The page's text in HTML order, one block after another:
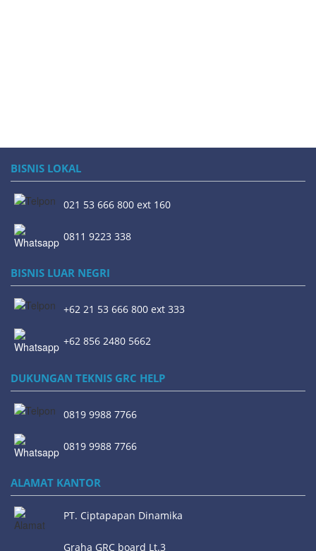
BISNIS LOKAL
021 53 666 800 ext 160
0811 9223 338
BISNIS LUAR NEGRI
+62 21 53 666 800 ext 333
+62 856 2480 5662
DUKUNGAN TEKNIS GRC HELP
0819 9988 7766
0819 9988 7766
ALAMAT KANTOR
PT. Ciptapapan Dinamika
Graha GRC board Lt.3